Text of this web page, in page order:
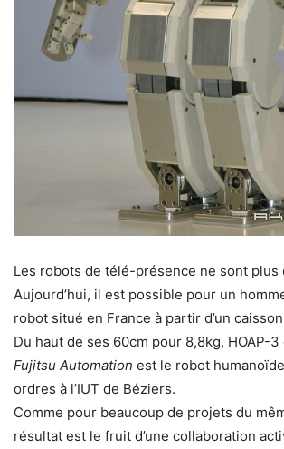
Les robots de télé-présence ne sont plus
Aujourd’hui, il est possible pour un
robot situé en France à partir d’un
Du haut de ses 60cm pour 8,8kg, HOAP-
Fujitsu Automation est le robot
ordres à l’IUT de Béziers.
Comme pour beaucoup de projets du
résultat est le fruit d’une collaboration